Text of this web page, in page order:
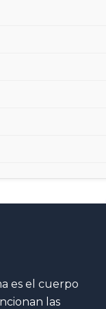
es el cuerpo
las